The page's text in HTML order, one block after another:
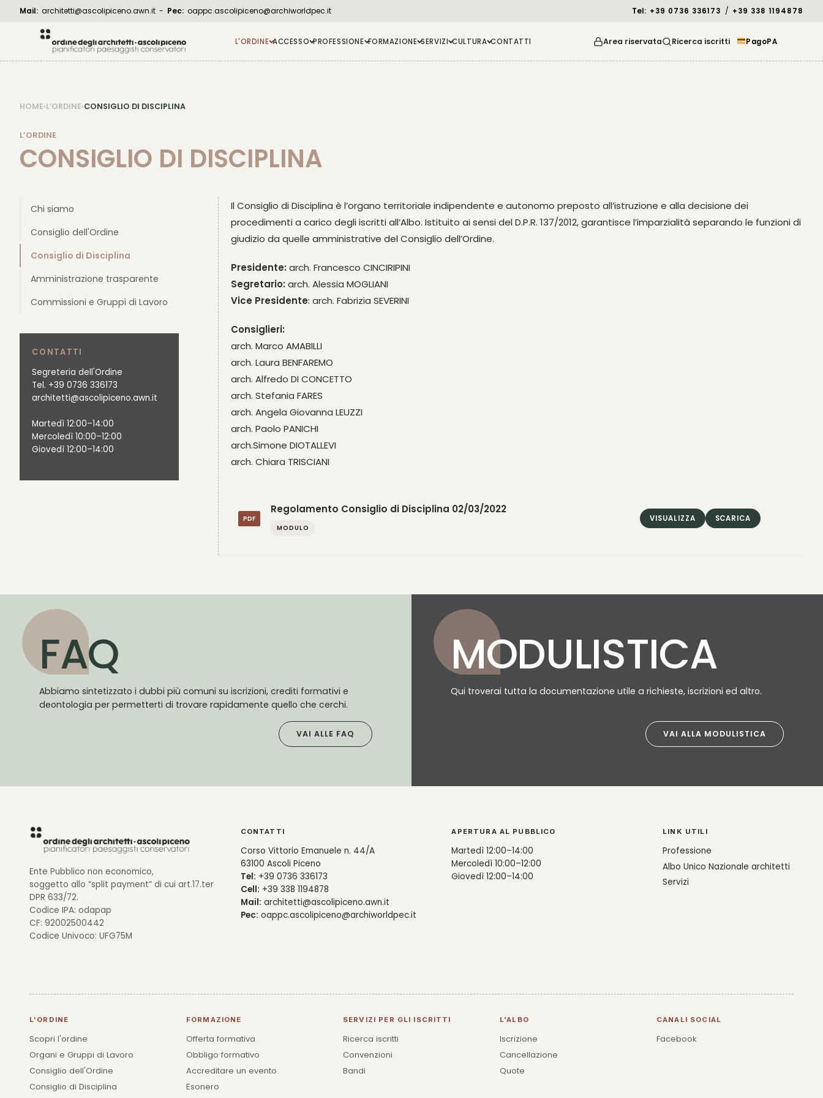
Mail: architetti@ascolipiceno.awn.it - Pec: oappc.ascolipiceno@archiworldpec.it Tel: +39 0736 336173 / +39 338 1194878
L'ORDINE ACCESSO PROFESSIONE FORMAZIONE SERVIZI CULTURA CONTATTI Area riservata Ricerca iscritti PagoPA
HOME›L’ORDINE›CONSIGLIO DI DISCIPLINA
L’ORDINE
CONSIGLIO DI DISCIPLINA
Chi siamo
Consiglio dell'Ordine
Consiglio di Disciplina
Amministrazione trasparente
Commissioni e Gruppi di Lavoro
CONTATTI
Segreteria dell'Ordine
Tel. +39 0736 336173
architetti@ascolipiceno.awn.it
Martedì 12:00–14:00
Mercoledì 10:00–12:00
Giovedì 12:00–14:00
Il Consiglio di Disciplina è l’organo territoriale indipendente e autonomo preposto all’istruzione e alla decisione dei
procedimenti a carico degli iscritti all’Albo. Istituito ai sensi del D.P.R. 137/2012, garantisce l’imparzialità separando le funzioni di
giudizio da quelle amministrative del Consiglio dell’Ordine.
Presidente: arch. Francesco CINCIRIPINI
Segretario: arch. Alessia MOGLIANI
Vice Presidente: arch. Fabrizia SEVERINI
Consiglieri:
arch. Marco AMABILLI
arch. Laura BENFAREMO
arch. Alfredo DI CONCETTO
arch. Stefania FARES
arch. Angela Giovanna LEUZZI
arch. Paolo PANICHI
arch.Simone DIOTALLEVI
arch. Chiara TRISCIANI
PDF
Regolamento Consiglio di Disciplina 02/03/2022
MODULO
VISUALIZZA SCARICA
FAQ
Abbiamo sintetizzato i dubbi più comuni su iscrizioni, crediti formativi e
deontologia per permetterti di trovare rapidamente quello che cerchi.
VAI ALLE FAQ
MODULISTICA
Qui troverai tutta la documentazione utile a richieste, iscrizioni ed altro.
VAI ALLA MODULISTICA
Ente Pubblico non economico,
soggetto allo “split payment” di cui art.17.ter
DPR 633/72.
Codice IPA: odapap
CF: 92002500442
Codice Univoco: UFG75M
CONTATTI
Corso Vittorio Emanuele n. 44/A
63100 Ascoli Piceno
Tel: +39 0736 336173
Cell: +39 338 1194878
Mail: architetti@ascolipiceno.awn.it
Pec: oappc.ascolipiceno@archiworldpec.it
APERTURA AL PUBBLICO
Martedì 12:00–14:00
Mercoledì 10:00–12:00
Giovedì 12:00–14:00
LINK UTILI
Professione
Albo Unico Nazionale architetti
Servizi
L'ORDINE
Scopri l'ordine
Organi e Gruppi di Lavoro
Consiglio dell'Ordine
Consiglio di Disciplina
FORMAZIONE
Offerta formativa
Obbligo formativo
Accreditare un evento
Esonero
SERVIZI PER GLI ISCRITTI
Ricerca iscritti
Convenzioni
Bandi
L'ALBO
Iscrizione
Cancellazione
Quote
CANALI SOCIAL
Facebook